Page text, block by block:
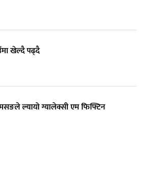
खेल्दै पढ्दै
ल्यायो ग्यालेक्सी एम फिफ्टिन